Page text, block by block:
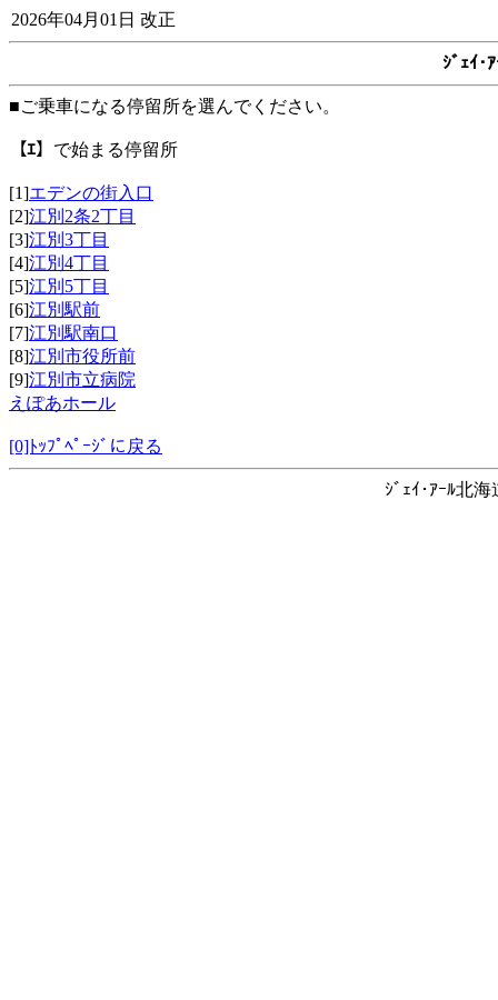
2026年04月01日 改正
ｼﾞｪｲ･
■ご乗車になる停留所を選んでください。
【ｴ】 で始まる停留所
[1]エデンの街入口
[2]江別2条2丁目
[3]江別3丁目
[4]江別4丁目
[5]江別5丁目
[6]江別駅前
[7]江別駅南口
[8]江別市役所前
[9]江別市立病院
えぽあホール
[0]ﾄｯﾌﾟﾍﾟｰｼﾞに戻る
ｼﾞｪｲ･ｱｰﾙ北